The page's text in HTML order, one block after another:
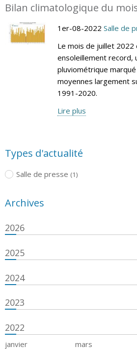
Bilan climatologique du
1er-08-2022 Salle de
Le mois de juillet
ensoleillement record,
pluviométrique
moyennes largement
1991-2020.
Lire plus
Types d'actualité
Salle de presse (1)
Archives
2026
2025
2024
2023
2022
janvier mars